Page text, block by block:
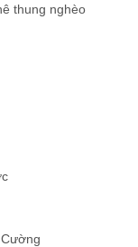
thung nghèo